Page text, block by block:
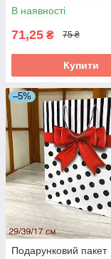
В наявності
71,25 ₴ 75 ₴
Купити
–5%
Подарунковий пакет